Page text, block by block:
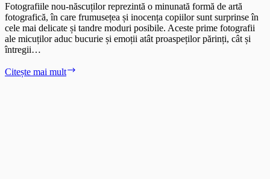
Fotografiile nou-născuților reprezintă o minunată formă de artă
fotografică, în care frumusețea și inocența copiilor sunt surprinse în
cele mai delicate și tandre moduri posibile. Aceste prime fotografii
ale micuților aduc bucurie și emoții atât proaspeților părinți, cât și
întregii…
Citește mai mult